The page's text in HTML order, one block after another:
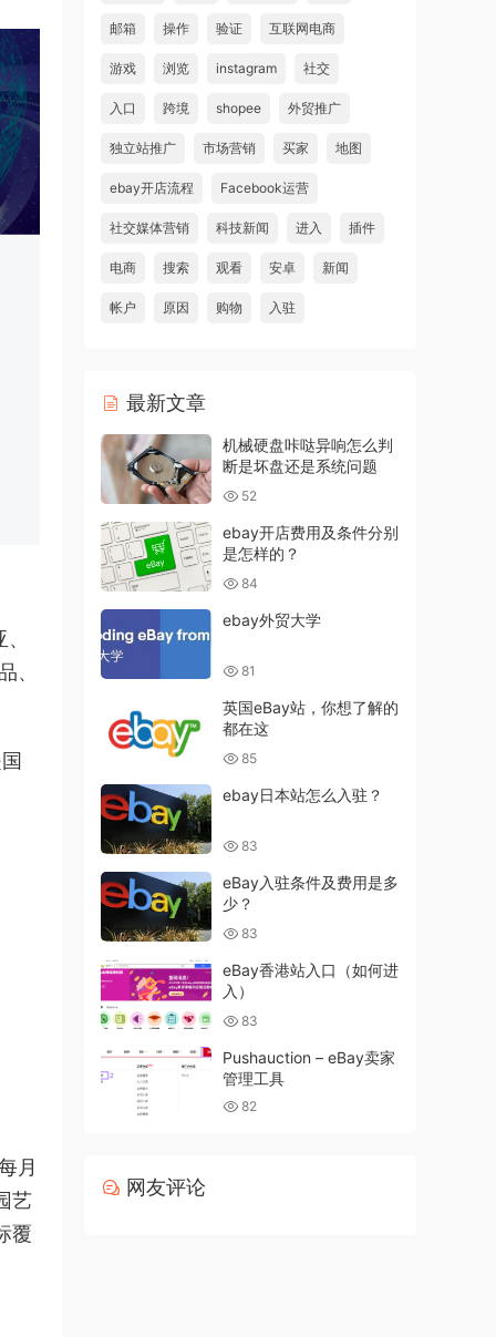
、
月
艺
覆
邮箱 操作 验证 互联网电商
游戏 浏览 instagram 社交
入口 跨境 shopee 外贸推广
独立站推广 市场营销 买家 地图
ebay开店流程 Facebook运营
社交媒体营销 科技新闻 进入 插件
电商 搜索 观看 安卓 新闻
帐户 原因 购物 入驻
最新文章
机械硬盘咔哒异响怎么判
断是坏盘还是系统问题
52
ebay开店费用及条件分别
是怎样的？
84
ebay外贸大学
81
英国eBay站，你想了解的
都在这
85
ebay日本站怎么入驻？
83
eBay入驻条件及费用是多
少？
83
eBay香港站入口（如何进
入）
83
Pushauction – eBay卖家
管理工具
82
网友评论